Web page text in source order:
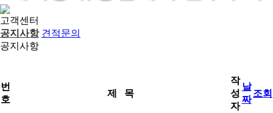
고객센터
공지사항 견적문의
공지사항
번
호
제 목
작
성
자
날
짜
조회